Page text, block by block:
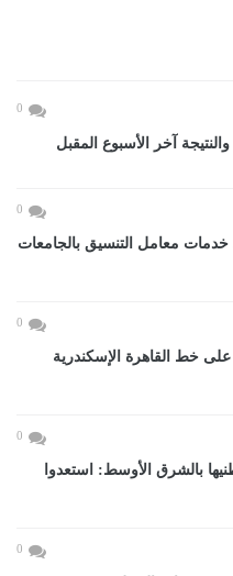
0
والنتيجة آخر الأسبوع المقبل
0
المرحلة الأولى 2026.. خدمات معامل التنسيق بالجامعات
0
خط القاهرة الإسكندرية
0
بالشرق الأوسط: استعدوا
0